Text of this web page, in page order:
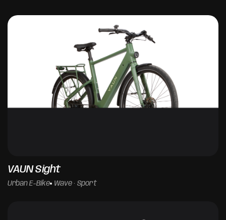
VAUN Sight
Urban E-Bike Wave · Sport